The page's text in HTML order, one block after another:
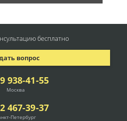
938-41-55
Москва
467-39-37
Петербург
вопрос
бесплатно